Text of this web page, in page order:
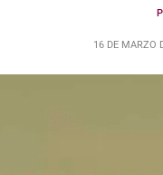
16 DE MARZO